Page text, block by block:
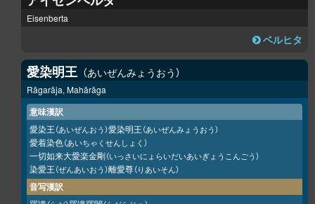
Eisenberta
ベルヒタ
愛染明王 あいぜんみょうおう
Rāgarāja, Mahārāga
意味漢訳
愛染王（あいぜんおう）愛染明王（あいぜんみょうおう）
愛着染色（あいちゃくせんしょく）
一切如来大愛楽金剛（いっさいにょらいだいあいぎょうこんごう）
染愛王（ぜんあいおう）離愛尊（りあいそん）
音写漢訳